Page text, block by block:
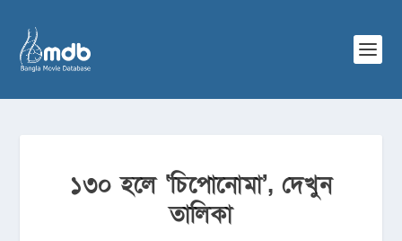
১৩০ হলে ‘চিপোনোমা’, দেখুন
তালিকা